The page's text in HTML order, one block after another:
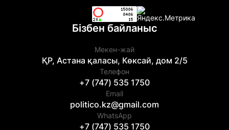
Бізбен байланыс
Мекен-жай
ҚР, Астана қаласы, Көксай, дом 2/5
Телефон
+7 (747) 535 1750
Email
politico.kz@gmail.com
WhatsApp
+7 (747) 535 1750